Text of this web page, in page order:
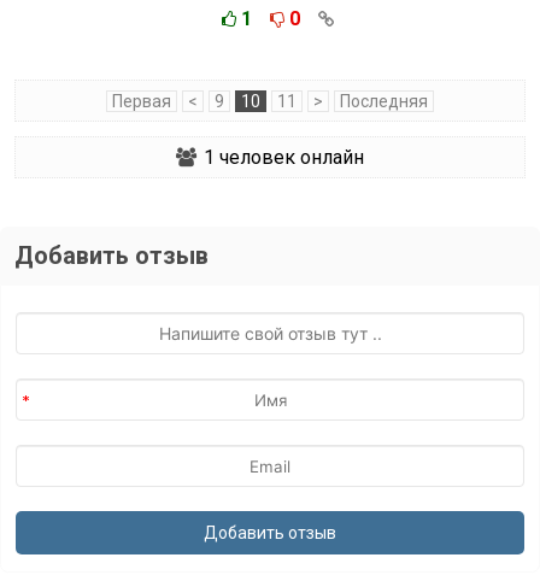
1 0
Первая < 9 10 11 > Последняя
1 человек онлайн
Добавить отзыв